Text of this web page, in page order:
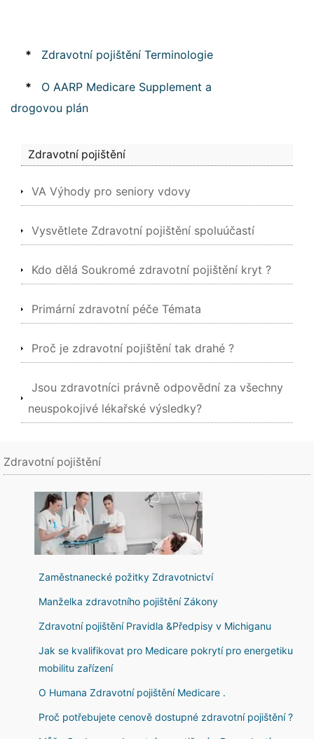
* Zdravotní pojištění Terminologie
*
O AARP Medicare Supplement a
drogovou plán
Zdravotní pojištění
VA Výhody pro seniory vdovy
Vysvětlete Zdravotní pojištění spoluúčastí
Kdo dělá Soukromé zdravotní pojištění kryt ?
Primární zdravotní péče Témata
Proč je zdravotní pojištění tak drahé ?
Jsou zdravotníci právně odpovědní za všechny
neuspokojivé lékařské výsledky?
Zdravotní pojištění
Zaměstnanecké požitky Zdravotnictví
Manželka zdravotního pojištění Zákony
Zdravotní pojištění Pravidla &Předpisy v Michiganu
Jak se kvalifikovat pro Medicare pokrytí pro energetiku
mobilitu zařízení
O Humana Zdravotní pojištění Medicare .
Proč potřebujete cenově dostupné zdravotní pojištění ?